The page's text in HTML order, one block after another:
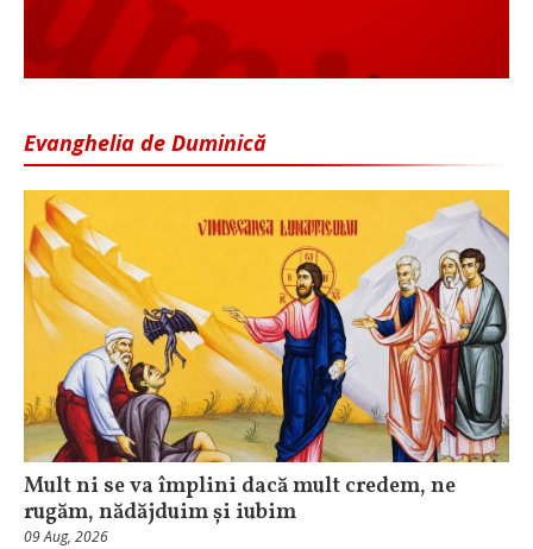
Evanghelia de Duminică
Mult ni se va împlini dacă mult credem, ne
rugăm, nădăjduim și iubim
09 Aug, 2026